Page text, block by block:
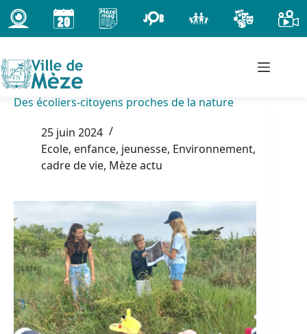
Passer
au
contenu
Des écoliers-citoyens proches de la nature
25 juin 2024
Ecole, enfance, jeunesse, Environnement,
cadre de vie, Mèze actu